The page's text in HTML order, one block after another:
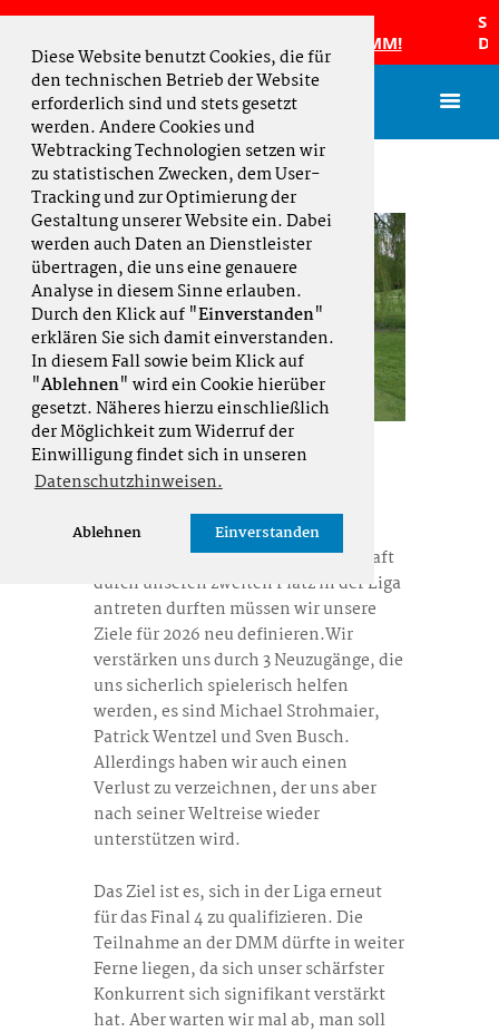
Diese Website benutzt Cookies, die für
den technischen Betrieb der Website
erforderlich sind und stets gesetzt
werden. Andere Cookies und
Webtracking Technologien setzen wir
zu statistischen Zwecken, dem User-
Tracking und zur Optimierung der
Gestaltung unserer Website ein. Dabei
werden auch Daten an Dienstleister
übertragen, die uns eine genauere
Analyse in diesem Sinne erlauben.
Durch den Klick auf "Einverstanden"
erklären Sie sich damit einverstanden.
In diesem Fall sowie beim Klick auf
"Ablehnen" wird ein Cookie hierüber
gesetzt. Näheres hierzu einschließlich
der Möglichkeit zum Widerruf der
Einwilligung findet sich in unseren
Datenschutzhinweisen.
Ablehnen Einverstanden
Damen sind Norddeutscher
2026 und fahren zur DMM!
AK 50 Herren
erstmalig für die Qualifikation zur
Deutschen Mannschaftsmeisterschaft
durch unseren zweiten Platz in der Liga
antreten durften müssen wir unsere
Ziele für 2026 neu definieren.Wir
verstärken uns durch 3 Neuzugänge, die
uns sicherlich spielerisch helfen
werden, es sind Michael Strohmaier,
Patrick Wentzel und Sven Busch.
Allerdings haben wir auch einen
Verlust zu verzeichnen, der uns aber
nach seiner Weltreise wieder
unterstützen wird.
Das Ziel ist es, sich in der Liga erneut
für das Final 4 zu qualifizieren. Die
Teilnahme an der DMM dürfte in weiter
Ferne liegen, da sich unser schärfster
Konkurrent sich signifikant verstärkt
hat. Aber warten wir mal ab, man soll